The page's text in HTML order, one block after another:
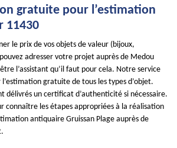
gratuite pour l’estimation
11430
le prix de vos objets de valeur (bijoux,
adresser votre projet auprès de Medou
l’assistant qu’il faut pour cela. Notre service
gratuite de tous les types d’objet.
délivrés un certificat d’authenticité si nécessaire.
connaître les étapes appropriées à la réalisation
antiquaire Gruissan Plage auprès de